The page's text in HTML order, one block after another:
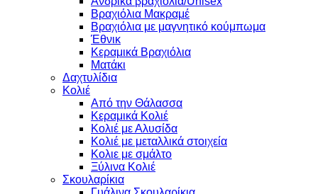
Βραχιόλια Μακραμέ
Βραχιόλια με μαγνητικό κούμπωμα
Έθνικ
Κεραμικά Βραχιόλια
Ματάκι
Δαχτυλίδια
Κολιέ
Από την Θάλασσα
Κεραμικά Κολιέ
Κολιέ με Αλυσίδα
Κολιέ με μεταλλικά στοιχεία
Κολιε με σμάλτο
Ξύλινα Κολιέ
Σκουλαρίκια